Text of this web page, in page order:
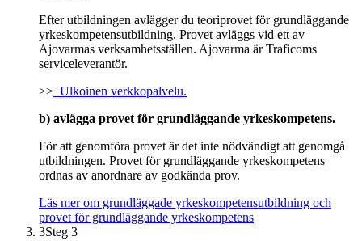
Efter utbildningen avlägger du teoriprovet för grundläggande
yrkeskompetensutbildning. Provet avläggs vid ett av
Ajovarmas verksamhetsställen. Ajovarma är Traficoms
serviceleverantör.
>> Ulkoinen verkkopalvelu.
b) avlägga provet för grundläggande yrkeskompetens.
För att genomföra provet är det inte nödvändigt att genomgå
utbildningen. Provet för grundläggande yrkeskompetens
ordnas av anordnare av godkända prov.
Läs mer om grundläggade yrkeskompetensutbildning och
provet för grundläggande yrkeskompetens
3Steg 3